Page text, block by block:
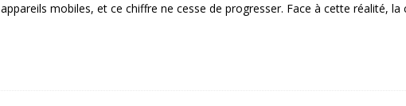
appareils mobiles, et ce chiffre ne cesse de progresser. Face à cette réalité, la